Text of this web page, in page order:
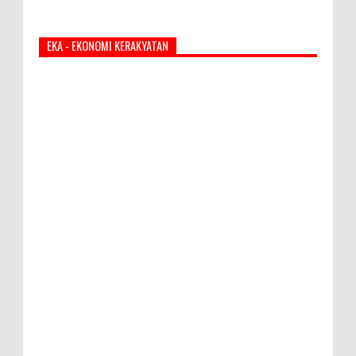
EKA - EKONOMI KERAKYATAN